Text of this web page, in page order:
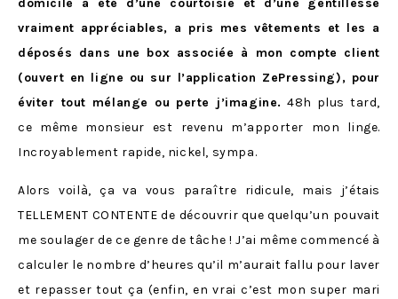
domicile a été d’une courtoisie et d’une gentillesse
vraiment appréciables, a pris mes vêtements et les a
déposés dans une box associée à mon compte client
(ouvert en ligne ou sur l’application ZePressing), pour
éviter tout mélange ou perte j’imagine. 48h plus tard,
ce même monsieur est revenu m’apporter mon linge.
Incroyablement rapide, nickel, sympa.
Alors voilà, ça va vous paraître ridicule, mais j’étais
TELLEMENT CONTENTE de découvrir que quelqu’un pouvait
me soulager de ce genre de tâche ! J’ai même commencé à
calculer le nombre d’heures qu’il m’aurait fallu pour laver
et repasser tout ça (enfin, en vrai c’est mon super mari